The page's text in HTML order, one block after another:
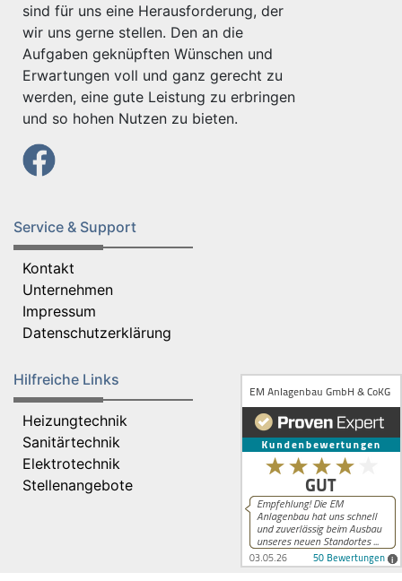
sind für uns eine Herausforderung, der
wir uns gerne stellen. Den an die
Aufgaben geknüpften Wünschen und
Erwartungen voll und ganz gerecht zu
werden, eine gute Leistung zu erbringen
und so hohen Nutzen zu bieten.
Service & Support
Kontakt
Unternehmen
Impressum
Datenschutzerklärung
Hilfreiche Links
Heizungtechnik
Sanitärtechnik
Elektrotechnik
Stellenangebote